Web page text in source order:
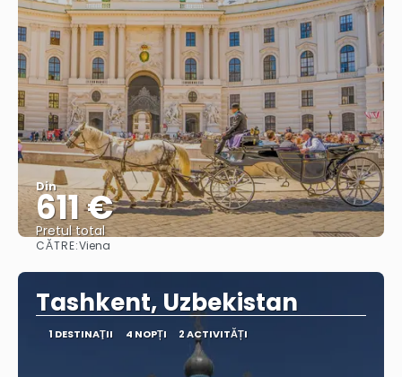
Din
611 €
Pretul total
CĂTRE:Viena
Tashkent, Uzbekistan
1 DESTINAŢII 4 NOPȚI 2 ACTIVITĂȚI